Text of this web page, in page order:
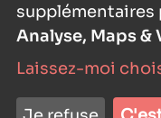
- agence
supplémentaires
Analyse, Maps &
Laissez-moi